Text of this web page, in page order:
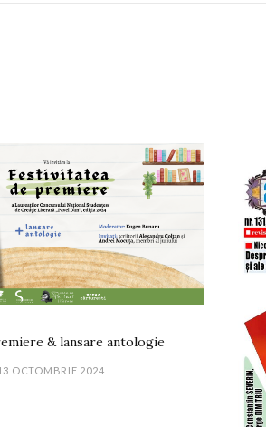
& lansare antologie
OCTOMBRIE 2024